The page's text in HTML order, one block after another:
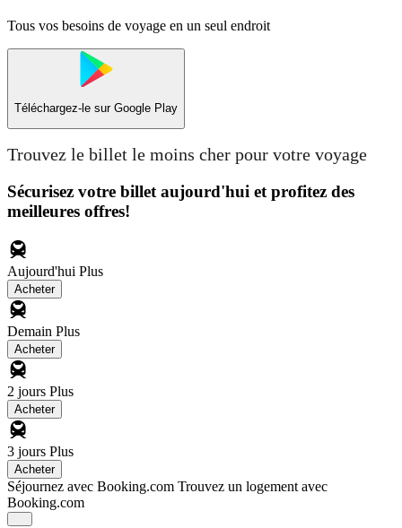
Tous vos besoins de voyage en un seul endroit
Téléchargez-le sur Google Play
Trouvez le billet le moins cher pour votre voyage
Sécurisez votre billet aujourd'hui et profitez des
meilleures offres!
Aujourd'hui Plus
Acheter
Demain Plus
Acheter
2 jours Plus
Acheter
3 jours Plus
Acheter
Séjournez avec Booking.com Trouvez un logement avec
Booking.com